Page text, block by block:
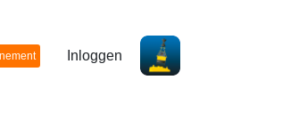
Inloggen